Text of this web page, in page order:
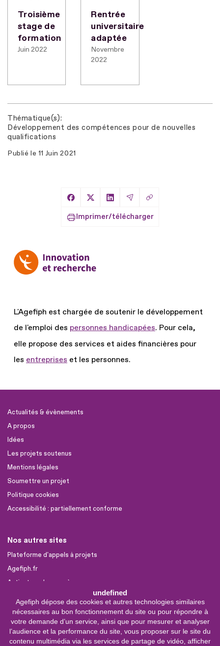
undefined
Agefiph dépose des cookies et autres technologies similaires
nécessaires au bon fonctionnement du site ou pour répondre à
votre demande d’un service, ainsi que pour mesurer et analyser
l’audience et la performance du site, vous proposer sur le site du
contenu multimédia via les services de partage de vidéo, afficher
Troisième
stage de
formation
Juin 2022
Rentrée
universitaire
adaptée
Novembre
2022
Thématique(s)
Développement des compétences pour de nouvelles
qualifications
Publié le 11 Juin 2021
Partager sur Facebook
Partager sur X
Partager sur LinkedIn
Partager par Email
Copier le lien
Imprimer/télécharger
L'Agefiph est chargée de soutenir le développement
de l'emploi des personnes handicapées. Pour cela,
elle propose des services et aides financières pour
les entreprises et les personnes.
Actualités & évènements
A propos
Idées
Les projets soutenus
Mentions légales
Soumettre un projet
Politique cookies
Accessibilité : partiellement conforme
Nos autres sites
Plateforme d'appels à projets
Agefiph.fr
Activateur de progrès
Sites partenaires
FIRAH
CNSA